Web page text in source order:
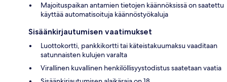
Majoituspaikan antamien tietojen käännöksissä on saatettu
käyttää automatisoituja käännöstyökaluja
Sisäänkirjautumisen vaatimukset
Luottokortti, pankkikortti tai käteistakuumaksu vaaditaan
satunnaisten kulujen varalta
Virallinen kuvallinen henkilöllisyystodistus saatetaan vaatia